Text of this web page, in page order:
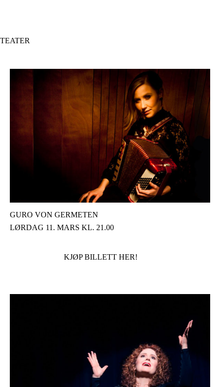
TEATER
GURO VON GERMETEN
LØRDAG 11. MARS KL. 21.00
KJØP BILLETT HER!